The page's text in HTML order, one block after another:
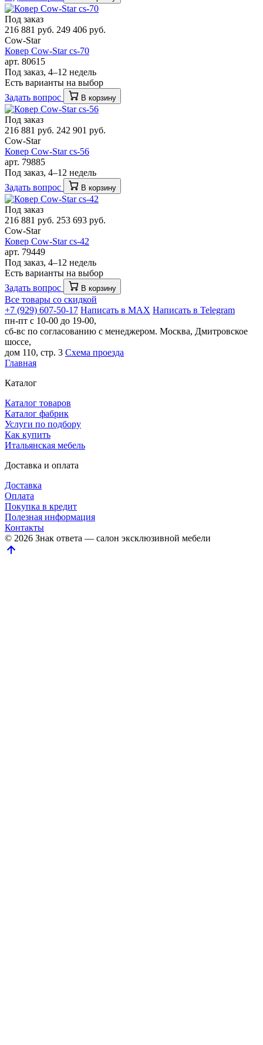
Под заказ
216 881 руб. 249 406 руб.
Cow-Star
Ковер Cow-Star cs-70
арт. 80615
Под заказ, 4–12 недель
Есть варианты на выбор
Задать вопрос
В корзину
Под заказ
216 881 руб. 242 901 руб.
Cow-Star
Ковер Cow-Star cs-56
арт. 79885
Под заказ, 4–12 недель
Задать вопрос
В корзину
Под заказ
216 881 руб. 253 693 руб.
Cow-Star
Ковер Cow-Star cs-42
арт. 79449
Под заказ, 4–12 недель
Есть варианты на выбор
Задать вопрос
В корзину
Все товары со скидкой
+7 (929) 607-50-17 Написать в MAX Написать в Telegram
пн-пт с 10-00 до 19-00,
сб-вс по согласованию с менеджером. Москва, Дмитровское
шоссе,
дом 110, стр. 3 Схема проезда
Главная
Каталог
Каталог товаров
Каталог фабрик
Услуги по подбору
Как купить
Итальянская мебель
Доставка и оплата
Доставка
Оплата
Покупка в кредит
Полезная информация
Контакты
© 2026 Знак ответа — салон эксклюзивной мебели